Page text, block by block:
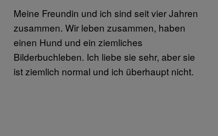
Meine Freundin und ich sind seit vier Jahren
zusammen. Wir leben zusammen, haben
einen Hund und ein ziemliches
Bilderbuchleben. Ich liebe sie sehr, aber sie
ist ziemlich normal und ich überhaupt nicht.